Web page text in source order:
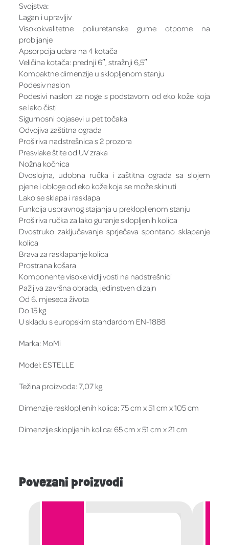
Svojstva:
Lagan i upravljiv
Visokokvalitetne poliuretanske gume otporne na
probijanje
Apsorpcija udara na 4 kotača
Veličina kotača: prednji 6″, stražnji 6,5″
Kompaktne dimenzije u sklopljenom stanju
Podesiv naslon
Podesivi naslon za noge s podstavom od eko kože koja
se lako čisti
Sigurnosni pojasevi u pet točaka
Odvojiva zaštitna ograda
Proširiva nadstrešnica s 2 prozora
Presvlake štite od UV zraka
Nožna kočnica
Dvoslojna, udobna ručka i zaštitna ograda sa slojem
pjene i obloge od eko kože koja se može skinuti
Lako se sklapa i rasklapa
Funkcija uspravnog stajanja u preklopljenom stanju
Proširiva ručka za lako guranje sklopljenih kolica
Dvostruko zaključavanje sprječava spontano sklapanje
kolica
Brava za rasklapanje kolica
Prostrana košara
Komponente visoke vidljivosti na nadstrešnici
Pažljiva završna obrada, jedinstven dizajn
Od 6. mjeseca života
Do 15 kg
U skladu s europskim standardom EN-1888
Marka: MoMi
Model: ESTELLE
Težina proizvoda: 7,07 kg
Dimenzije rasklopljenih kolica: 75 cm x 51 cm x 105 cm
Dimenzije sklopljenih kolica: 65 cm x 51 cm x 21 cm
Povezani proizvodi